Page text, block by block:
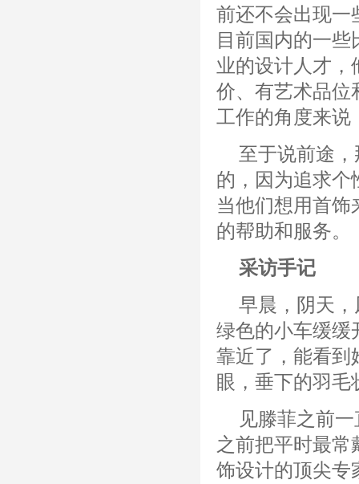
前还不会出现一
目前国内的一
业的设计人才，
价、有艺术品位
工作的角度来说
至于说前途
的，因为追求个
当他们想用首
的帮助和服务。
采访手记
早晨，阴天
绿色的小车缓缓
靠近了，能看到
眼，垂下的羽
见滕菲之前
之前把平时最
饰设计的顶尖专